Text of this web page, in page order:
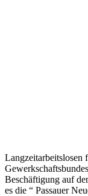
Langzeitarbeitslosen
Beschäftigung auf
es die “ Passauer